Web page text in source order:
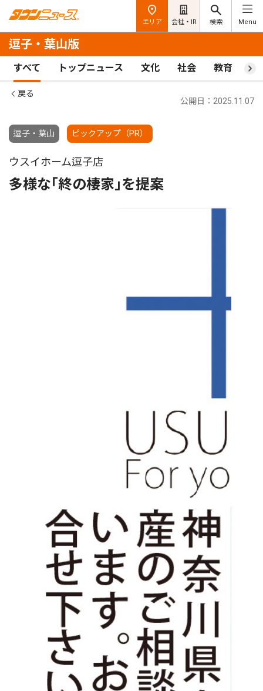
エリア 会社・IR 検索 Menu
逗子・葉山版
すべて トップニュース 文化 社会 教育 ス
戻る
逗子・葉山 ピックアップ（PR）
公開日：2025.11.07
ウスイホーム逗子店
多様な｢終の棲家｣を提案